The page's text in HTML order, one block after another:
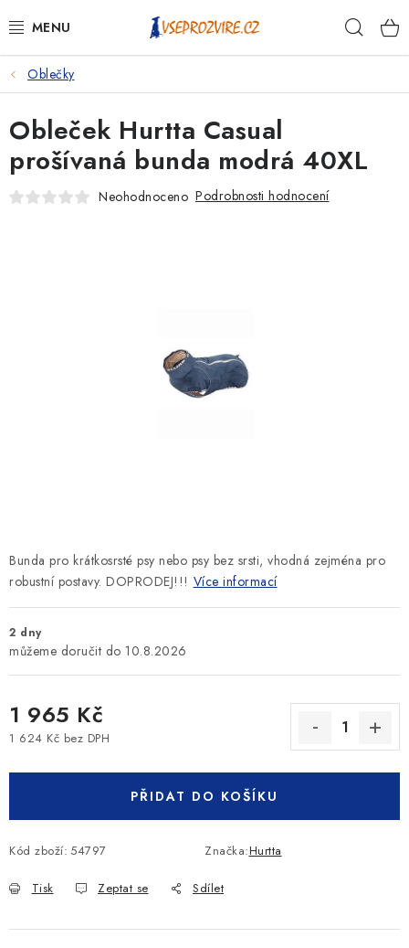
na
PSI
KOČKY
KONĚ
KRÁLÍCI/HLODAVCI/PTÁCI
Oblečky
Bunda pro krátkosrsté psy nebo psy bez srsti, vhodná zejména pro
robustní postavy. DOPRODEJ!!! Více informací
2 dny
10.8.2026
1 965 Kč
1 624 Kč bez DPH
PŘIDAT DO KOŠÍKU
Kód zboží: 54797 Značka:Hurtta
Tisk Zeptat se Sdílet
Obleček Hurtta Casual
prošívaná bunda modrá 40XL
Neohodnoceno Podrobnosti hodnocení